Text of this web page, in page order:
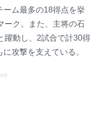
ーム最多の18得点を挙
ーク。また、主将の石
躍動し、2試合で計30得
攻撃を支えている。